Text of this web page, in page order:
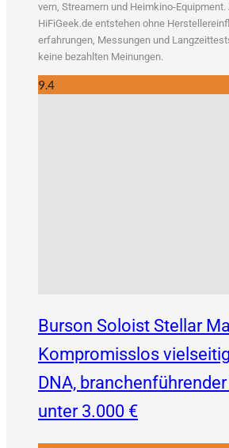
vern, Strea­mern und Heim­ki­no-
HiFiGeek.de ent­ste­hen ohne
erfah­run­gen, Mes­sun­gen und
kei­ne bezahl­ten Meinungen.
9.4
Burson Soloist Stellar
Kompromisslos
DNA,
unter 3.000 €